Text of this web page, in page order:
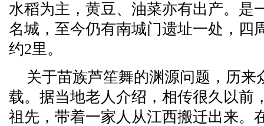
水稻为主，黄豆、油菜亦有出产。是
名城，至今仍有南城门遗址一处，四
约2里。
关于苗族芦笙舞的渊源问题，历来
载。据当地老人介绍，相传很久以前
祖先，带着一家人从江西搬迁出来。